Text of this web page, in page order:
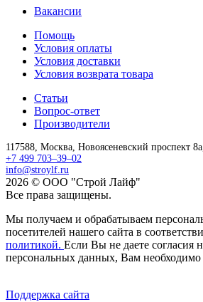
Вакансии
Помощь
Условия оплаты
Условия доставки
Условия возврата товара
Статьи
Вопрос-ответ
Производители
117588, Москва, Новоясеневский проспект
+7 499 703–39–02
info@stroylf.ru
2026 © ООО "Строй Лайф"
Все права защищены.
Мы получаем и обрабатываем
посетителей нашего сайта в
политикой. Если Вы не даете согласия
персональных данных, Вам необходимо
Поддержка сайта